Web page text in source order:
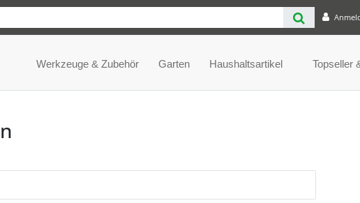
Werkzeuge & Zubehör Garten Haushaltsartikel Topseller